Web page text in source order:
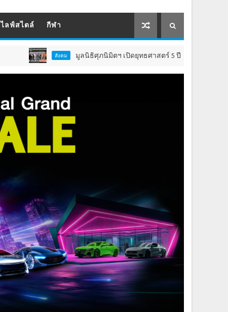
ไลฟ์สไตล์ กีฬา
มูลนิธิศุภนิมิตฯ เปิดยุทธศาสตร์ 5 ปี ยกระดับคุณภาพชีวิต ‘เด็ก 4